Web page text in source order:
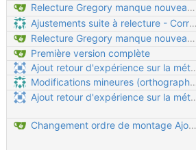
Relecture Gregory manque nouveau chapitres à rajouter
Ajustements suite à relecture - Correction de la syntaxe pour séparer correctement les paragraphes - Correction sur les formats 3D (on ne fait plus de PDF 3D, et edrawings est complexe et intrusif à installer) - Suppression de la phrase "pour tout fabriquer soi-même" qui peut induire en erreur (certaines pièces chaudronnées nécessitent un outillage lourd) - Corrections sur le placement des rondelles - Suppression des références au sciage des vis (normalement inutile dans cette version)
Relecture Gregory manque nouveau chapitres à rajouter
Première version complète
Ajout retour
Modifications mineures (orthographe, présentation, formulation)
Ajout retour
Changement ordre de montage Ajout section vide d'assemblage glissières